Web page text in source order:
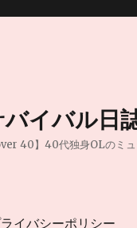
イバル日
40】40代独身OLのミュ
イバシーポリシー